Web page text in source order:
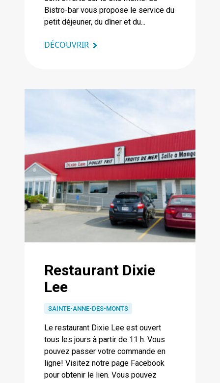
Bistro-bar vous propose le service du
petit déjeuner, du dîner et du...
DÉCOUVRIR
Restaurant Dixie
Lee
SAINTE-ANNE-DES-MONTS
Le restaurant Dixie Lee est ouvert
tous les jours à partir de 11 h. Vous
pouvez passer votre commande en
ligne! Visitez notre page Facebook
pour obtenir le lien. Vous pouvez